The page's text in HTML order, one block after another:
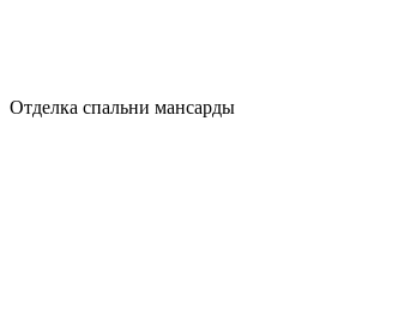
Отделка спальни мансарды